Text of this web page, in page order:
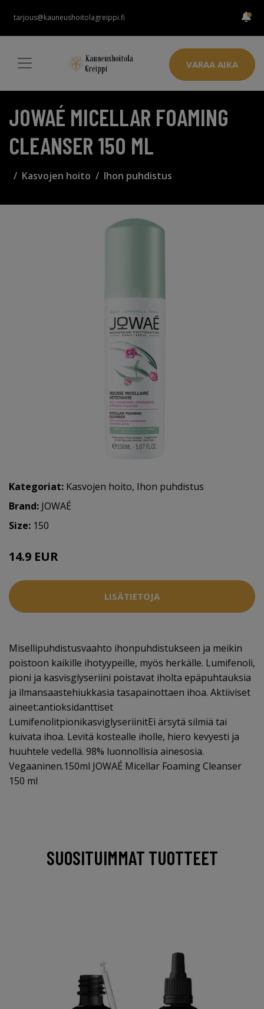
tarjous@kauneushoitolagreippi.fi
VARAA AIKA
JOWAÉ MICELLAR FOAMING
CLEANSER 150 ML
Kasvojen hoito Ihon puhdistus
Kategoriat: Kasvojen hoito, Ihon puhdistus
Brand: JOWAÉ
Size: 150
14.9 EUR
LISÄTIETOJA
Misellipuhdistusvaahto ihonpuhdistukseen ja meikin
poistoon kaikille ihotyypeille, myös herkälle. Lumifenoli,
pioni ja kasvisglyseriini poistavat iholta epäpuhtauksia
ja ilmansaastehiukkasia tasapainottaen ihoa. Aktiiviset
aineet:antioksidanttiset
LumifenolitpionikasviglyseriinitEi ärsytä silmiä tai
kuivata ihoa. Levitä kostealle iholle, hiero kevyesti ja
huuhtele vedellä. 98% luonnollisia ainesosia.
Vegaaninen.150ml JOWAÉ Micellar Foaming Cleanser
150 ml
SUOSITUIMMAT TUOTTEET